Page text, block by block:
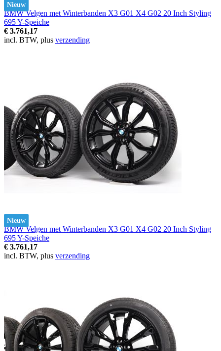
Nieuw
BMW Velgen met Winterbanden X3 G01 X4 G02 20 Inch Styling
695 Y-Speiche
€ 3.761,17
incl. BTW, plus verzending
Nieuw
BMW Velgen met Winterbanden X3 G01 X4 G02 20 Inch Styling
695 Y-Speiche
€ 3.761,17
incl. BTW, plus verzending